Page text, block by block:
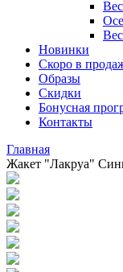
Новинки
Скоро в
Образы
Скидки
Бонусная
Контакты
Главная
Жакет "Лакруа"